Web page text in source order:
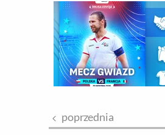
poprzednia